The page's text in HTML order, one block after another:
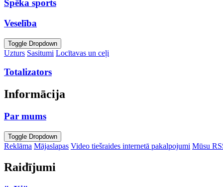
Spēka sports
Veselība
Toggle Dropdown
Uzturs Sasitumi Locītavas un ceļi
Totalizators
Informācija
Par mums
Toggle Dropdown
Reklāma Mājaslapas Video tiešraides internetā pakalpojumi Mūsu
Raidījumi